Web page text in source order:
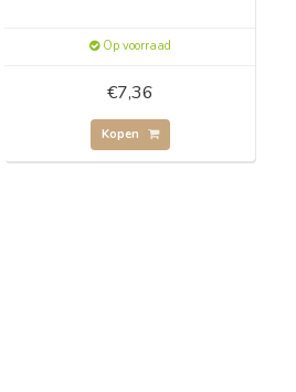
Op voorraad
€7,36
Kopen